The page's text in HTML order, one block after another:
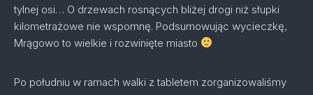
tylnej osi… O drzewach rosnących bliżej drogi niż słupki
kilometrażowe nie wspomnę. Podsumowując wycieczkę,
Mrągowo to wielkie i rozwinięte miasto
Po południu w ramach walki z tabletem zorganizowaliśmy